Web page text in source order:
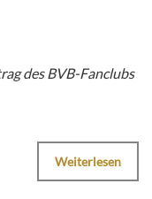
des BVB-Fanclubs
Weiterlesen